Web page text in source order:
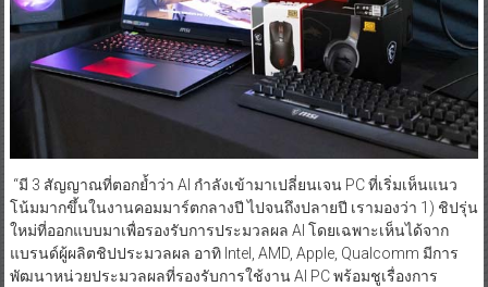
“มี 3 สัญญาณที่ตอกย้ำว่า AI กำลังเข้ามาเปลี่ยนเจน PC ที่เริ่มเห็นแนว
โน้มมากขึ้นในงานคอมมาร์ตกลางปี ไปจนถึงปลายปี เรามองว่า 1) ชิปรุ่น
ใหม่ที่ออกแบบมาเพื่อรองรับการประมวลผล AI โดยเฉพาะเห็นได้จาก
แบรนด์ผู้ผลิตชิปประมวลผล อาทิ Intel, AMD, Apple, Qualcomm มีการ
พัฒนาหน่วยประมวลผลที่รองรับการใช้งาน AI PC พร้อมชูเรื่องการ